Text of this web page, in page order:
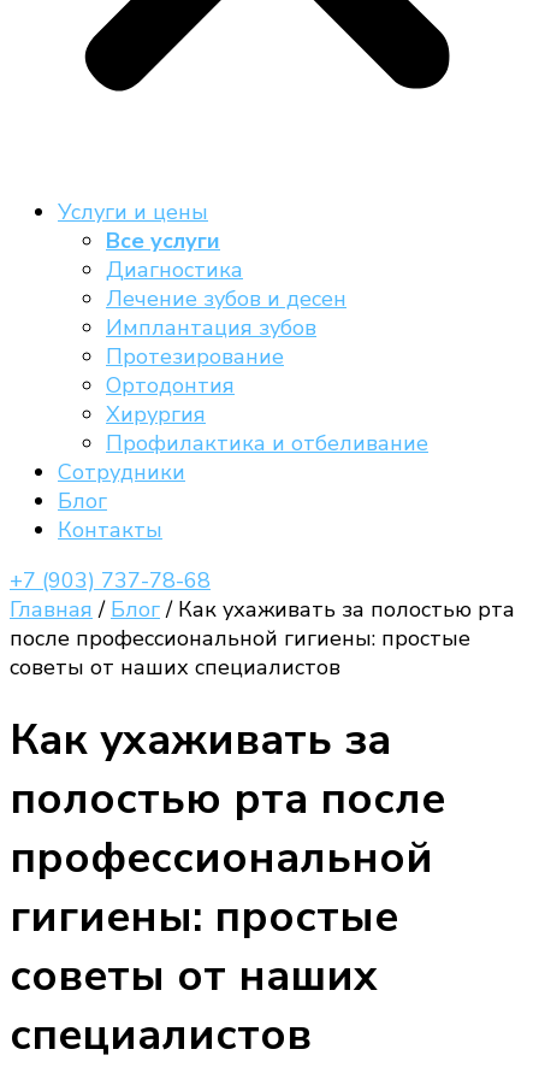
Услуги и цены
Все услуги
Диагностика
Лечение зубов и десен
Имплантация зубов
Протезирование
Ортодонтия
Хирургия
Профилактика и отбеливание
Сотрудники
Блог
Контакты
+7 (903) 737-78-68
Главная / Блог/ Как ухаживать за полостью рта
после профессиональной гигиены: простые
советы от наших специалистов
Как ухаживать за
полостью рта после
профессиональной
гигиены: простые
советы от наших
специалистов